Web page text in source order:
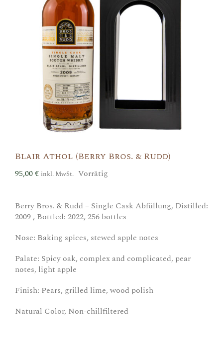
Blair Athol (Berry Bros. & Rudd)
95,00€ inkl. MwSt. Vorrätig
Berry Bros. & Rudd – Single Cask Abfüllung, Distilled:
2009 , Bottled: 2022, 256 bottles
Nose: Baking spices, stewed apple notes
Palate: Spicy oak, complex and complicated, pear
notes, light apple
Finish: Pears, grilled lime, wood polish
Natural Color, Non-chillfiltered